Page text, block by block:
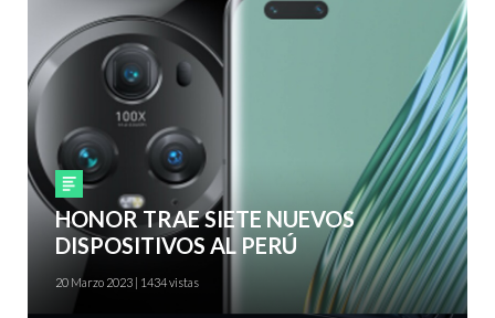
Smartphones
HONOR TRAE SIETE NUEVOS
DISPOSITIVOS AL PERÚ
20 Marzo 2023 | 1434 vistas